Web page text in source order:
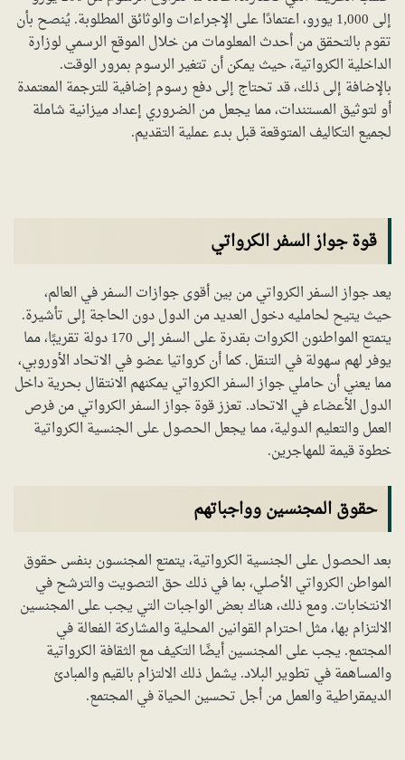
إلى 1,000 يورو، اعتمادًا على الإجراءات والوثائق المطلوبة. يُنصح بأن
تقوم بالتحقق من أحدث المعلومات من خلال الموقع الرسمي لوزارة
الداخلية الكرواتية، حيث يمكن أن تتغير الرسوم بمرور الوقت.
بالإضافة إلى ذلك، قد تحتاج إلى دفع رسوم إضافية للترجمة المعتمدة
أو لتوثيق المستندات، مما يجعل من الضروري إعداد ميزانية شاملة
لجميع التكاليف المتوقعة قبل بدء عملية التقديم.
قوة جواز السفر الكرواتي
يعد جواز السفر الكرواتي من بين أقوى جوازات السفر في العالم،
حيث يتيح لحامليه دخول العديد من الدول دون الحاجة إلى تأشيرة.
يتمتع المواطنون الكروات بقدرة على السفر إلى 170 دولة تقريبًا، مما
يوفر لهم سهولة في التنقل. كما أن كرواتيا عضو في الاتحاد الأوروبي،
مما يعني أن حاملي جواز السفر الكرواتي يمكنهم الانتقال بحرية داخل
الدول الأعضاء في الاتحاد. تعزز قوة جواز السفر الكرواتي من فرص
العمل والتعليم الدولية، مما يجعل الحصول على الجنسية الكرواتية
خطوة قيمة للمهاجرين.
حقوق المجنسين وواجباتهم
بعد الحصول على الجنسية الكرواتية، يتمتع المجنسون بنفس حقوق
المواطن الكرواتي الأصلي، بما في ذلك حق التصويت والترشح في
الانتخابات. ومع ذلك، هناك بعض الواجبات التي يجب على المجنسين
الالتزام بها، مثل احترام القوانين المحلية والمشاركة الفعالة في
المجتمع. يجب على المجنسين أيضًا التكيف مع الثقافة الكرواتية
والمساهمة في تطوير البلاد. يشمل ذلك الالتزام بالقيم والمبادئ
الديمقراطية والعمل من أجل تحسين الحياة في المجتمع.